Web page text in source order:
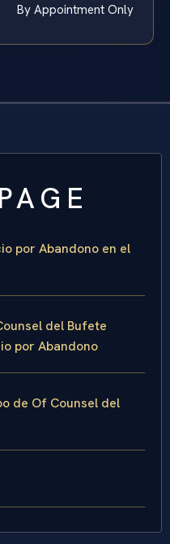
By Appointment Only
por Abandono en el
del Bufete
por Abandono
de Of Counsel del